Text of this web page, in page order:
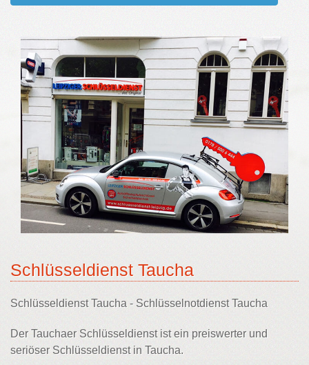
Schlüsseldienst Taucha
Schlüsseldienst Taucha - Schlüsselnotdienst Taucha
Der Tauchaer Schlüsseldienst ist ein preiswerter und
seriöser Schlüsseldienst in Taucha.